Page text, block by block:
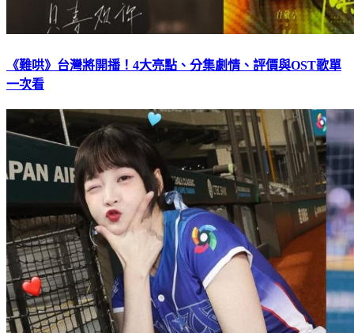
《難哄》台灣將開播！4大亮點、分集劇情、評價與OST歌單
一次看